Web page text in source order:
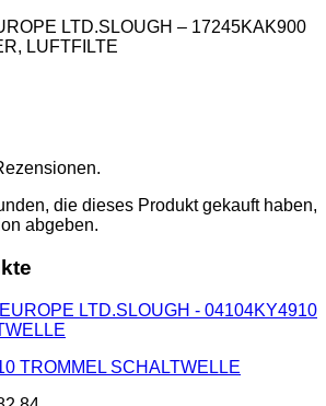
LTD.SLOUGH – 17245KAK900
LUFTFILTE
die dieses Produkt gekauft haben,
abgeben.
TROMMEL SCHALTWELLE